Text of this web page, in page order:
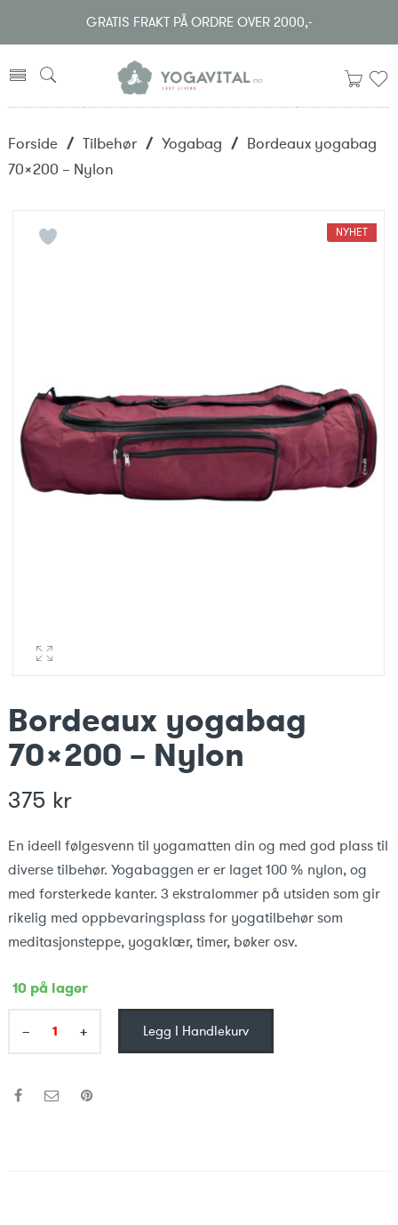
GRATIS FRAKT PÅ ORDRE OVER 2000,-
Forside / Tilbehør / Yogabag / Bordeaux yogabag
70×200 – Nylon
NYHET
Bordeaux yogabag
70×200 – Nylon
375 kr
En ideell følgesvenn til yogamatten din og med god plass til
diverse tilbehør. Yogabaggen er er laget 100 % nylon, og
med forsterkede kanter. 3 ekstralommer på utsiden som gir
rikelig med oppbevaringsplass for yogatilbehør som
meditasjonsteppe, yogaklær, timer, bøker osv.
10 på lager
+
− Legg I Handlekurv